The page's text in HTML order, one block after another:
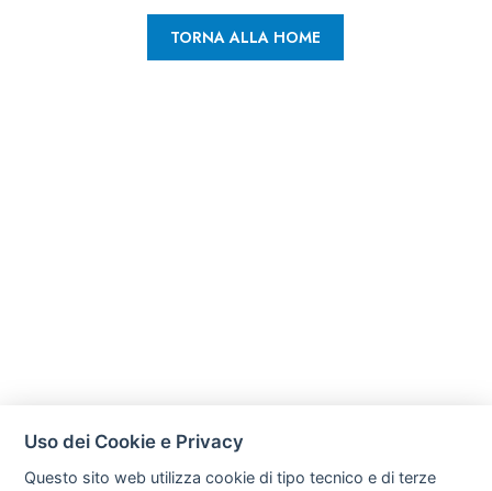
TORNA ALLA HOME
Uso dei Cookie e Privacy
Questo sito web utilizza cookie di tipo tecnico e di terze